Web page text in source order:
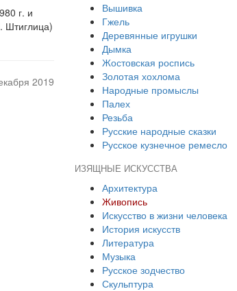
г. и
Штиглица)
2019
Вышивка
Гжель
Деревянные игрушки
Дымка
Жостовская роспись
Золотая хохлома
Народные промыслы
Палех
Резьба
Русские народные сказки
Русское кузнечное ремесло
ИЗЯЩНЫЕ ИСКУССТВА
Архитектура
Живопись
Искусство в жизни человека
История искусств
Литература
Музыка
Русское зодчество
Скульптура